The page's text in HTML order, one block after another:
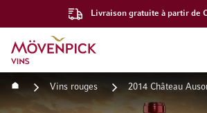
Livraison gratuite à partir de
Aller à la page d'accueil
Accueil Vins rouges 2014 Château
Passer à la fin de la